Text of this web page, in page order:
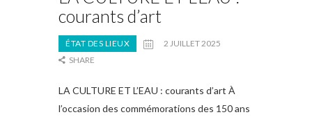
courants d’art
ÉTAT DES LIEUX
2 JUILLET 2025
SHARE
LA CULTURE ET L’EAU : courants d’art À
l’occasion des commémorations des 150 ans